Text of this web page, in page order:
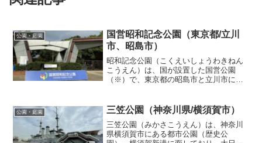
公園・庭園
国営昭和記念公園（東京都/立川
市、昭島市）
昭和記念公園（こくえいしょうわきねん
こうえん）は、国が設置した国営公園
（※）で、東京都の昭島市と立川市にま
ゾーンや展示施設のエリア、水鳥の池の
周辺エリア、こど...
公園・庭園 三笠公園（神奈川県/横須賀市）
三笠公園（みかさこうえん）は、神奈川
県横須賀市にある都市公園（歴史公